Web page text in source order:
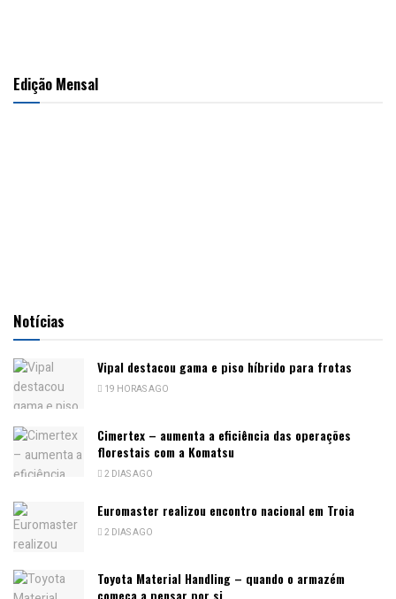
Edição Mensal
Notícias
Vipal destacou gama e piso híbrido para frotas
19 HORAS AGO
Cimertex – aumenta a eficiência das operações
florestais com a Komatsu
2 DIAS AGO
Euromaster realizou encontro nacional em Troia
2 DIAS AGO
Toyota Material Handling – quando o armazém
começa a pensar por si